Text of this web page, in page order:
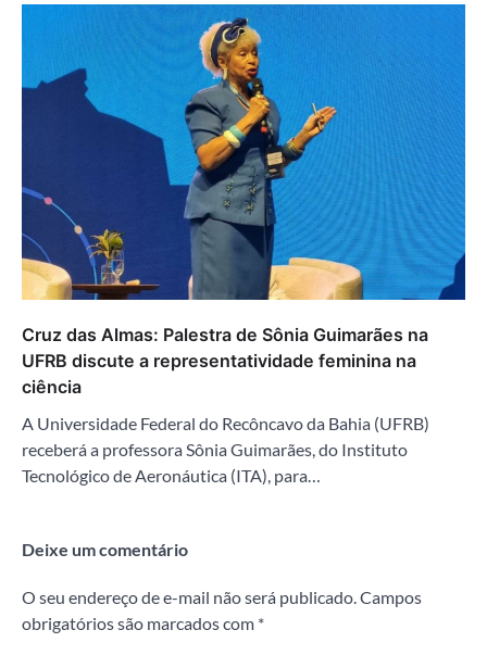
Cruz das Almas: Palestra de Sônia Guimarães na
UFRB discute a representatividade feminina na
ciência
A Universidade Federal do Recôncavo da Bahia (UFRB)
receberá a professora Sônia Guimarães, do Instituto
Tecnológico de Aeronáutica (ITA), para…
Deixe um comentário
O seu endereço de e-mail não será publicado.Campos
obrigatórios são marcados com *